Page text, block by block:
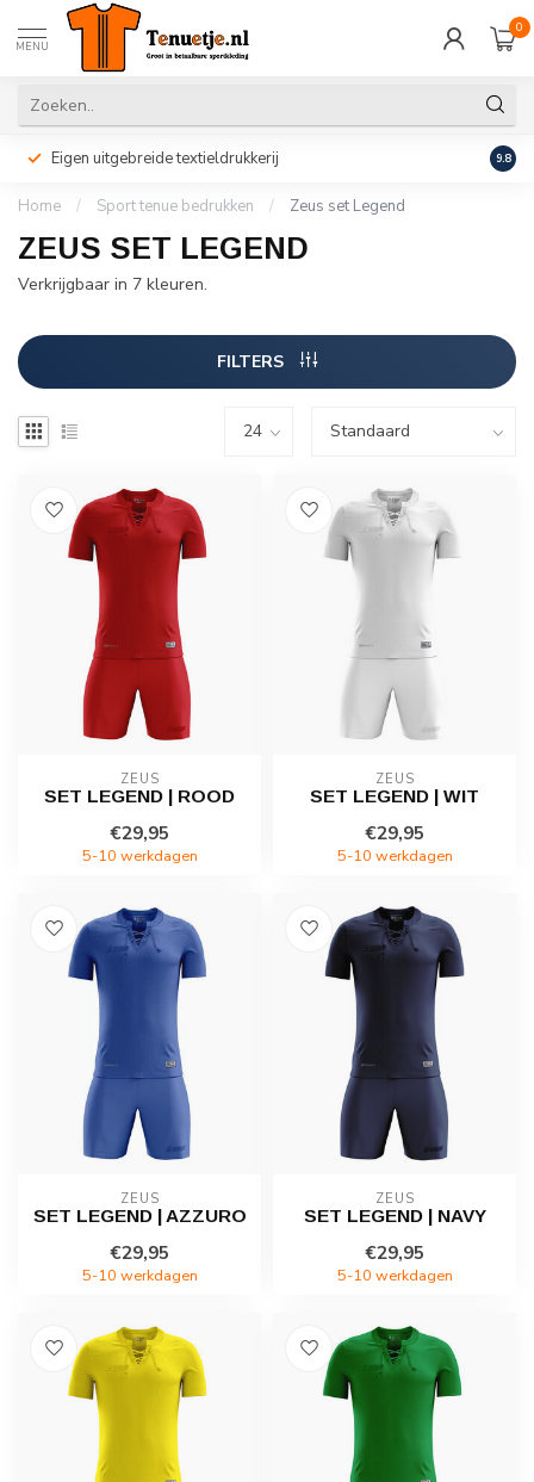
MENU
0
Eigen uitgebreide textieldrukkerij 9.8
Home / Sport tenue bedrukken / Zeus set Legend
ZEUS SET LEGEND
Verkrijgbaar in 7 kleuren.
FILTERS
ZEUS
SET LEGEND | ROOD
€29,95
5-10 werkdagen
ZEUS
SET LEGEND | WIT
€29,95
5-10 werkdagen
ZEUS
SET LEGEND | AZZURO
€29,95
5-10 werkdagen
ZEUS
SET LEGEND | NAVY
€29,95
5-10 werkdagen